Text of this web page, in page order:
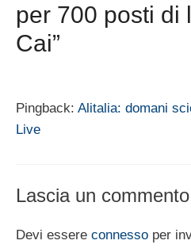
per 700 posti di
Cai”
Pingback: Alitalia: domani
Live
Lascia un commento
Devi essere connesso per